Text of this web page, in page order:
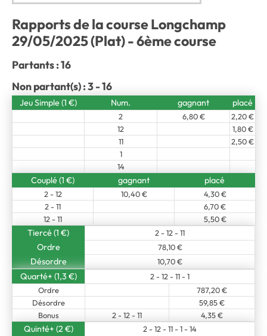
Rapports de la course Longchamp
29/05/2025 (Plat) - 6ème course
Partants : 16
Non partant(s) : 3 - 16
Jeu Simple (1 €) Num. gagnant placé
2 6,80 €
2,20 €
12
1,80 €
11
2,50 €
1
14
Couplé (1 €) gagnant placé
2 - 12 10,40 €
4,30 €
2 - 11
6,70 €
12 - 11
5,50 €
Tiercé (1 €) 2 - 12 - 11
Ordre 78,10 €
Désordre 10,70 €
Quarté+ (1,3 €)
2 - 12 - 11 - 1
Ordre
787,20 €
Désordre
59,85 €
Bonus
2 - 12 - 11 4,35 €
Quinté+ (2 €) 2 - 12 - 11 - 1 - 14